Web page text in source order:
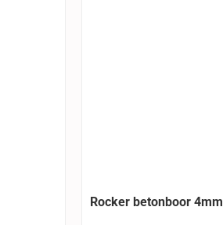
Rocker betonboor 4mm